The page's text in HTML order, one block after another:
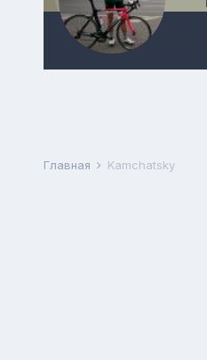
Главная Kamchatsky